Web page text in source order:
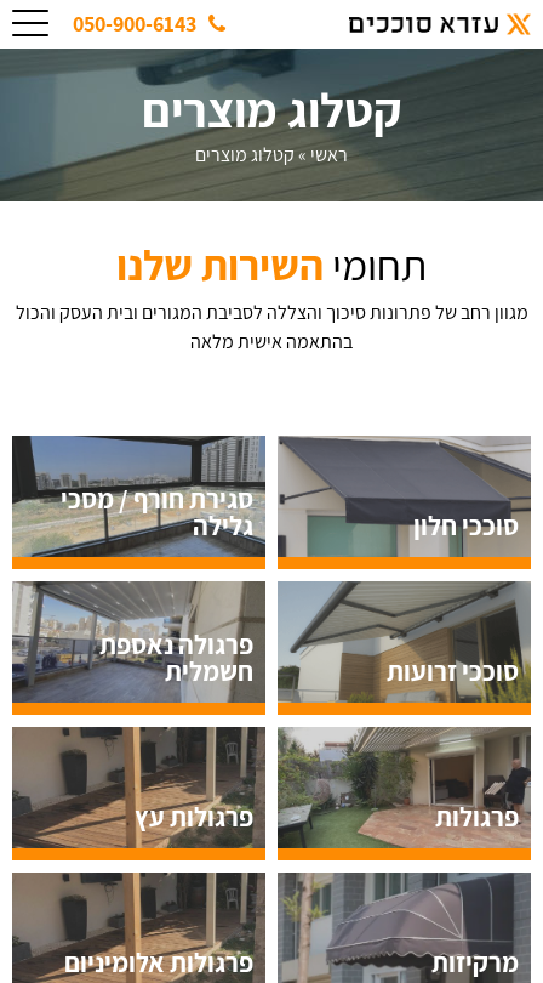
050-900-6143
קטלוג מוצרים
ראשי »קטלוג מוצרים
תחומי השירות שלנו
מגוון רחב של פתרונות סיכוך והצללה לסביבת המגורים ובית העסק והכול
בהתאמה אישית מלאה
סוככי חלון
סגירת חורף / מסכי
גלילה
סוככי זרועות
פרגולה נאספת
חשמלית
פרגולות פרגולות עץ
מרקיזות פרגולות אלומיניום